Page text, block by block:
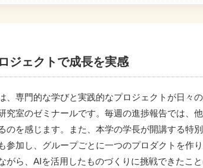
ジェクトで成長を実感
、専門的な学びと実践的なプロジェクトが日々
究室のゼミナールです。毎週の進捗報告では、
のを感じます。また、本学の学長が開講する特
参加し、グループごとに一つのプロダクトを作
がら、AIを活用したものづくりに挑戦できたこ